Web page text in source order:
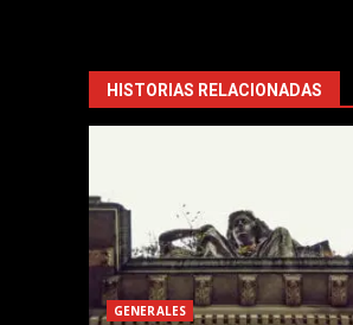
HISTORIAS RELACIONADAS
GENERALES